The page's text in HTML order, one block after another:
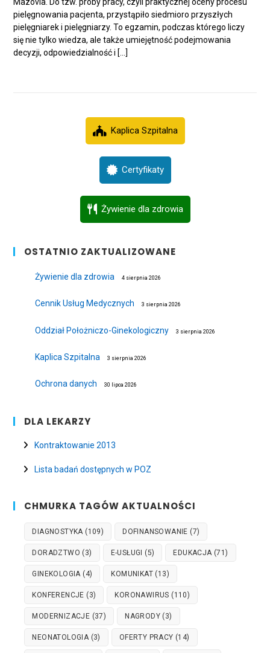
Mazovia. Do tzw. próby pracy, czyli praktycznej oceny procesu
pielęgnowania pacjenta, przystąpiło siedmioro przyszłych
pielęgniarek i pielęgniarzy. To egzamin, podczas którego liczy
się nie tylko wiedza, ale także umiejętność podejmowania
decyzji, odpowiedzialność i […]
Kaplica Szpitalna
Certyfikaty
Żywienie dla zdrowia
OSTATNIO ZAKTUALIZOWANE
Żywienie dla zdrowia 4 sierpnia 2026
Cennik Usług Medycznych 3 sierpnia 2026
Oddział Położniczo-Ginekologiczny 3 sierpnia 2026
Kaplica Szpitalna 3 sierpnia 2026
Ochrona danych 30 lipca 2026
DLA LEKARZY
Kontraktowanie 2013
Lista badań dostępnych w POZ
CHMURKA TAGÓW AKTUALNOŚCI
DIAGNOSTYKA(109) DOFINANSOWANIE (7)
DORADZTWO (3) E-USŁUGI (5) EDUKACJA(71)
GINEKOLOGIA(4) KOMUNIKAT (13)
KONFERENCJE (3) KORONAWIRUS (110)
MODERNIZACJE (37) NAGRODY (3)
NEONATOLOGIA(3) OFERTY PRACY (14)